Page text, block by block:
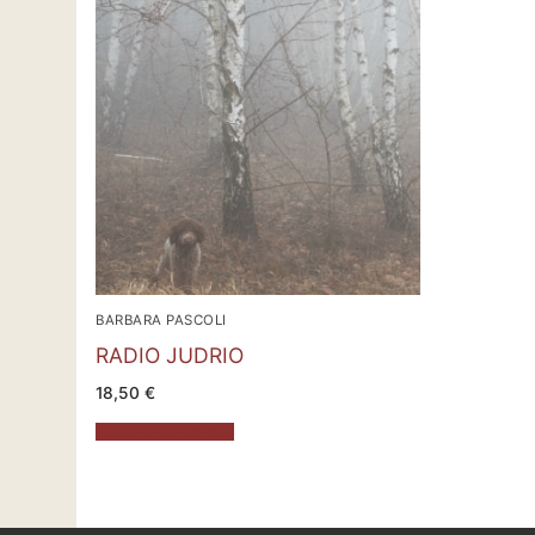
BARBARA PASCOLI
RADIO JUDRIO
18,50 €